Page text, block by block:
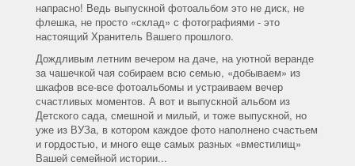
напрасно! Ведь выпускной фотоальбом это не диск, не
флешка, не просто «склад» с фотографиями - это
настоящий Хранитель Вашего прошлого.
Дождливым летним вечером на даче, на уютной веранде
за чашечкой чая собираем всю семью, «добываем» из
шкафов все-все фотоальбомы и устраиваем вечер
счастливых моментов. А вот и выпускной альбом из
Детского сада, смешной и милый, и тоже выпускной, но
уже из ВУЗа, в котором каждое фото наполнено счастьем
и гордостью, и много еще самых разных «вместилищ»
Вашей семейной истории...